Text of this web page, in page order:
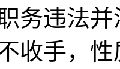
务违法
收手，